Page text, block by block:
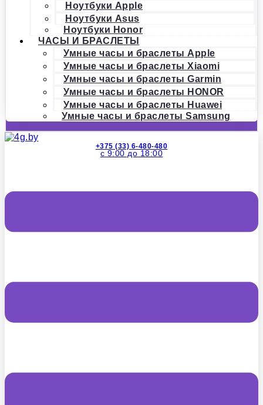
Ноутбуки Apple
Ноутбуки Asus
Ноутбуки Honor
ЧАСЫ И БРАСЛЕТЫ
Умные часы и браслеты Apple
Умные часы и браслеты Xiaomi
Умные часы и браслеты Garmin
Умные часы и браслеты HONOR
Умные часы и браслеты Huawei
Умные часы и браслеты Samsung
+375 (33) 6-480-480
с 9:00 до 18:00